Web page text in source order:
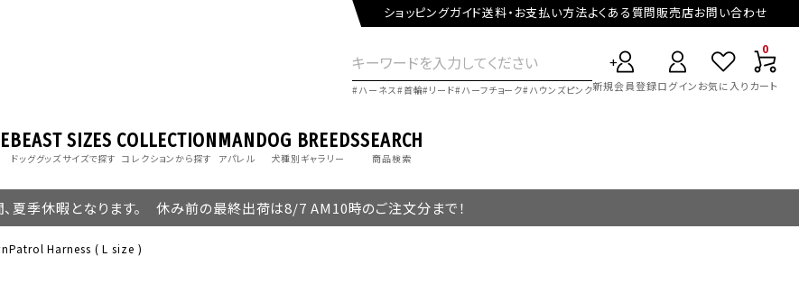
ショッピングガイド送料・お支払い方法よくある質問販売店お問い合わせ
ハーネス 首輪 リード ハーフチョーク ハウンズピンク新規会員登録ログインお気に入り
0
カート
BEAST
ドッググッズ
SIZES
サイズで探す
COLLECTION
コレクションから探す
MAN
アパレル
DOG BREEDS
犬種別ギャラリー
SEARCH
商品検索
夏季休暇となります。 休み前の最終出荷は8/7 AM10時のご注文分まで！
Harness ( L size )